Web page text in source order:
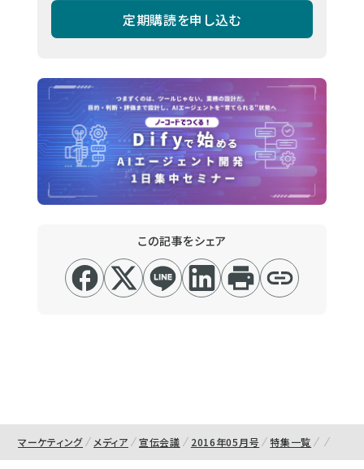
定期購読を申し込む
この記事をシェア
マーケティング メディア 宣伝会議 2016年05月号 特集一覧